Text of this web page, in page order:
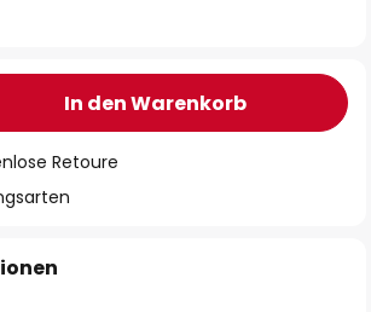
In den Warenkorb
Retoure